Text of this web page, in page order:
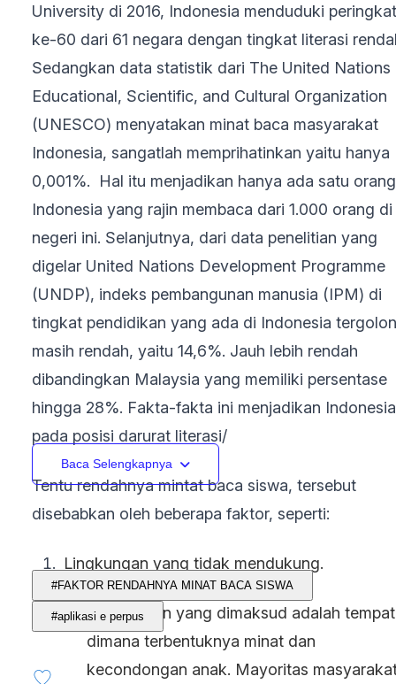
University di 2016, Indonesia menduduki peringkat
ke-60 dari 61 negara dengan tingkat literasi
Sedangkan data statistik dari The United Nations
Educational, Scientific, and Cultural Organization
(UNESCO) menyatakan minat baca masyarakat
Indonesia, sangatlah memprihatinkan yaitu hanya
0,001%. Hal itu menjadikan hanya ada satu orang
Indonesia yang rajin membaca dari 1.000 orang di
negeri ini. Selanjutnya, dari data penelitian yang
digelar United Nations Development Programme
(UNDP), indeks pembangunan manusia (IPM) di
tingkat pendidikan yang ada di Indonesia
masih rendah, yaitu 14,6%. Jauh lebih rendah
dibandingkan Malaysia yang memiliki persentase
hingga 28%. Fakta-fakta ini menjadikan Indonesia
pada posisi darurat literasi/
Tentu rendahnya mintat baca siswa, tersebut
disebabkan oleh beberapa faktor, seperti:
Lingkungan yang tidak mendukung.
Lingkungan yang dimaksud adalah tempat
dimana terbentuknya minat dan
kecondongan anak. Mayoritas
Baca Selengkapnya
#FAKTOR RENDAHNYA MINAT BACA SISWA
#aplikasi e perpus